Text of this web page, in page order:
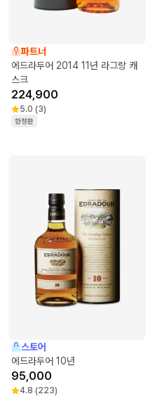
파트너
에드라두어 2014 11년 라그랑 캐
스크
224,900
5.0 (3)
한정판
스토어
에드라두어 10년
95,000
4.8 (223)